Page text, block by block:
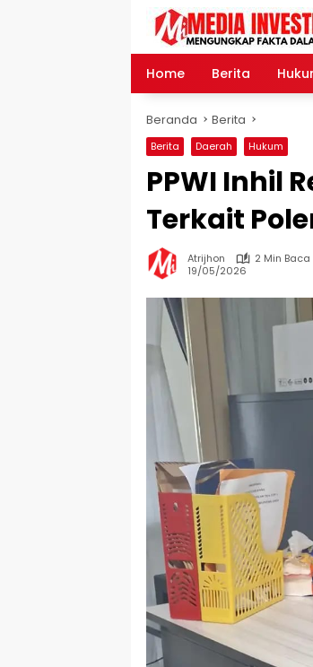
Home Berita
Beranda Berita
Berita Daerah Hukum
PPWI Inhil
Terkait
Atrijhon
2 Min Baca
19/05/2026